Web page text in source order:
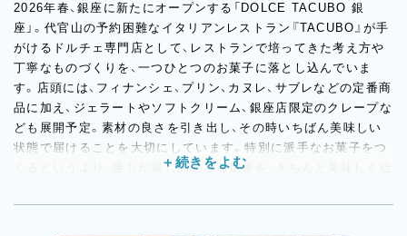
2026年春、銀座に新たにオープンする「DOLCE TACUBO 銀
座」。代官山の予約困難なイタリアンレストラン『TACUBO』が手
がけるドルチェ専門店として、レストランで培ってきた考え方や
丁寧なものづくりを、一つひとつのお菓子に落とし込んでいま
す。店頭には、フィナンシェ、プリン、カヌレ、サブレなどの定番商
品に加え、ジェラートやソフトクリーム、銀座店限定のクレープな
ども展開予定。素材の良さを引き出し、その時いちばん美味しい
状態で届けることを大切にしています。特別に派手なお菓子をつ
くるというより、誰もが親しみのある定番を、きちんと美味しく仕
立ち上げに関われる貴重なタイミング。新しい環境のなかで、お